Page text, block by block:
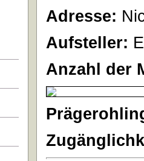
Adresse:
Aufsteller:
Anzahl der